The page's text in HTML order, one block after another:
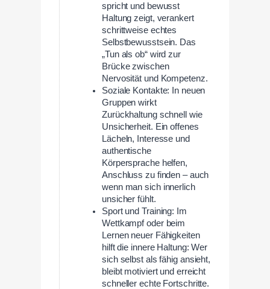
spricht und bewusst
Haltung zeigt, verankert
schrittweise echtes
Selbstbewusstsein. Das
„Tun als ob“ wird zur
Brücke zwischen
Nervosität und Kompetenz.
Soziale Kontakte: In neuen
Gruppen wirkt
Zurückhaltung schnell wie
Unsicherheit. Ein offenes
Lächeln, Interesse und
authentische
Körpersprache helfen,
Anschluss zu finden – auch
wenn man sich innerlich
unsicher fühlt.
Sport und Training: Im
Wettkampf oder beim
Lernen neuer Fähigkeiten
hilft die innere Haltung: Wer
sich selbst als fähig ansieht,
bleibt motiviert und erreicht
schneller echte Fortschritte.